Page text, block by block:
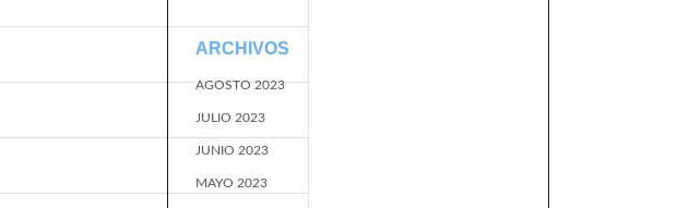
ARCHIVOS
AGOSTO 2023
JULIO 2023
JUNIO 2023
MAYO 2023